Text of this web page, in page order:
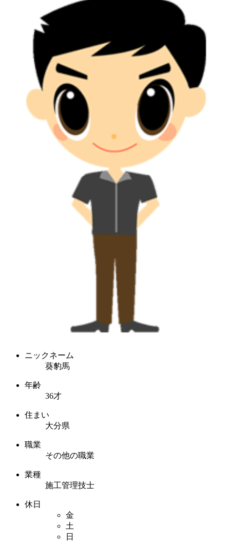
ニックネーム
葵豹馬
年齢
36才
住まい
大分県
職業
その他の職業
業種
施工管理技士
休日
金
土
日